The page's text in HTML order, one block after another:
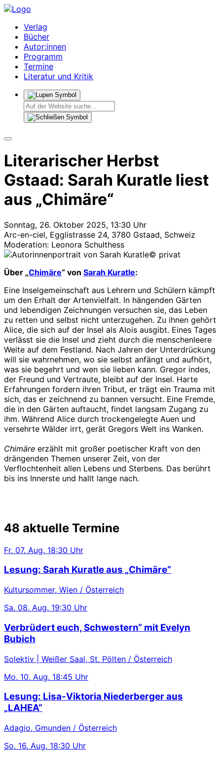
Verlag
Bücher
Autor:innen
Programm
Termine
Literatur und Kritik
Literarischer Herbst
Gstaad: Sarah Kuratle liest
aus „Chimäre“
Sonntag, 26. Oktober 2025, 13:30 Uhr
Arc-en-ciel, Egglistrasse 24, 3780 Gstaad, Schweiz
Moderation: Leonora Schulthess
© privat
Über „Chimäre“ von Sarah Kuratle:
Eine Inselgemeinschaft aus Lehrern und Schülern kämpft
um den Erhalt der Artenvielfalt. In hängenden Gärten
und lebendigen Zeichnungen versuchen sie, das Leben
zu retten und selbst nicht unterzugehen. Zu ihnen gehört
Alice, die sich auf der Insel als Alois ausgibt. Eines Tages
verlässt sie die Insel und zieht durch die menschenleere
Weite auf dem Festland. Nach Jahren der Unterdrückung
will sie wahrnehmen, wo sie selbst anfängt und aufhört,
was sie begehrt und wen sie lieben kann. Gregor indes,
der Freund und Vertraute, bleibt auf der Insel. Harte
Erfahrungen fordern ihren Tribut, er trägt ein Trauma mit
sich, das er zeichnend zu bannen versucht. Eine Fremde,
die in den Gärten auftaucht, findet langsam Zugang zu
ihm. Während Alice durch trockengelegte Auen und
versehrte Wälder irrt, gerät Gregors Welt ins Wanken.
Chimäre erzählt mit großer poetischer Kraft von den
drängenden Themen unserer Zeit, von der
Verflochtenheit allen Lebens und Sterbens. Das berührt
bis ins Innerste und hallt lange nach.
48 aktuelle Termine
Fr. 07. Aug. 18:30 Uhr
Lesung: Sarah Kuratle aus „Chimäre“
Kultursommer, Wien / Österreich
Sa. 08. Aug. 19:30 Uhr
Verbrüdert euch, Schwestern“ mit Evelyn
Bubich
Solektiv | Weißer Saal, St. Pölten / Österreich
Mo. 10. Aug. 18:45 Uhr
Lesung: Lisa-Viktoria Niederberger aus
„LAHEA“
Adagio, Gmunden / Österreich
So. 16. Aug. 18:30 Uhr